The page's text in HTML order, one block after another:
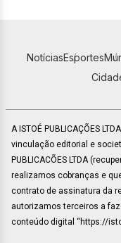
NotíciasEsportes
A ISTOÉ PUBLICAÇÕES
vinculação editorial e
PUBLICACÕES LTDA
realizamos cobranças e
contrato de assinatura da
autorizamos terceiros a
conteúdo digital “https://